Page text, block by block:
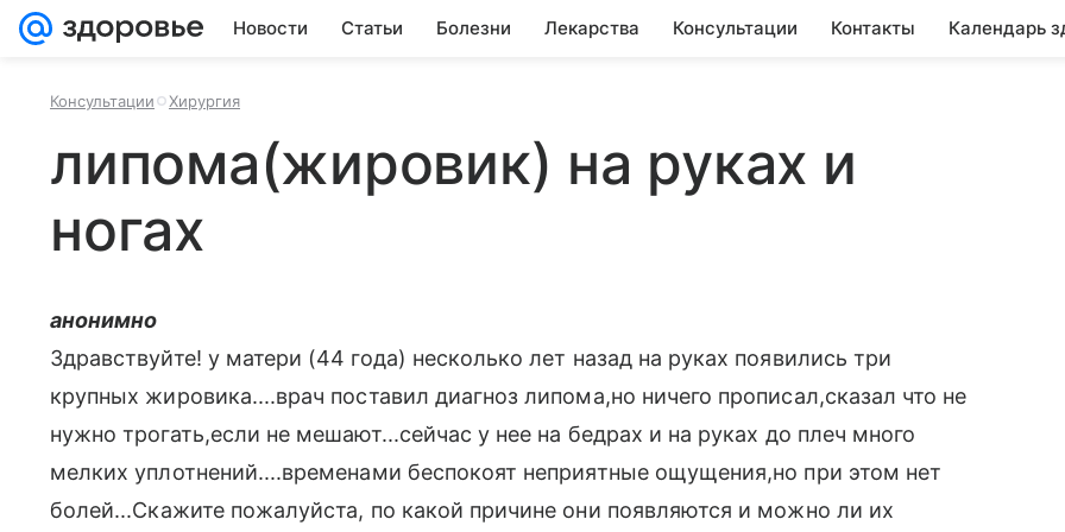
Новости Статьи Болезни Лекарства Консультации Контакты Календарь
Консультации Хирургия
липома(жировик) на руках и
ногах
анонимно
Здравствуйте! у матери (44 года) несколько лет назад на руках появились три
крупных жировика....врач поставил диагноз липома,но ничего прописал,сказал что не
нужно трогать,если не мешают...сейчас у нее на бедрах и на руках до плеч много
мелких уплотнений....временами беспокоят неприятные ощущения,но при этом нет
болей...Скажите пожалуйста, по какой причине они появляются и можно ли их